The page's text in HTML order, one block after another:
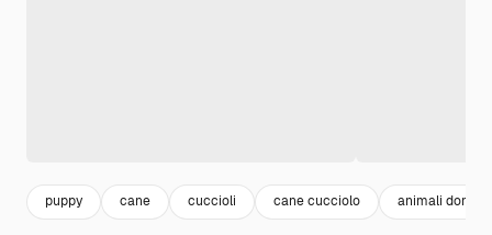
puppy cane cuccioli cane cucciolo animali